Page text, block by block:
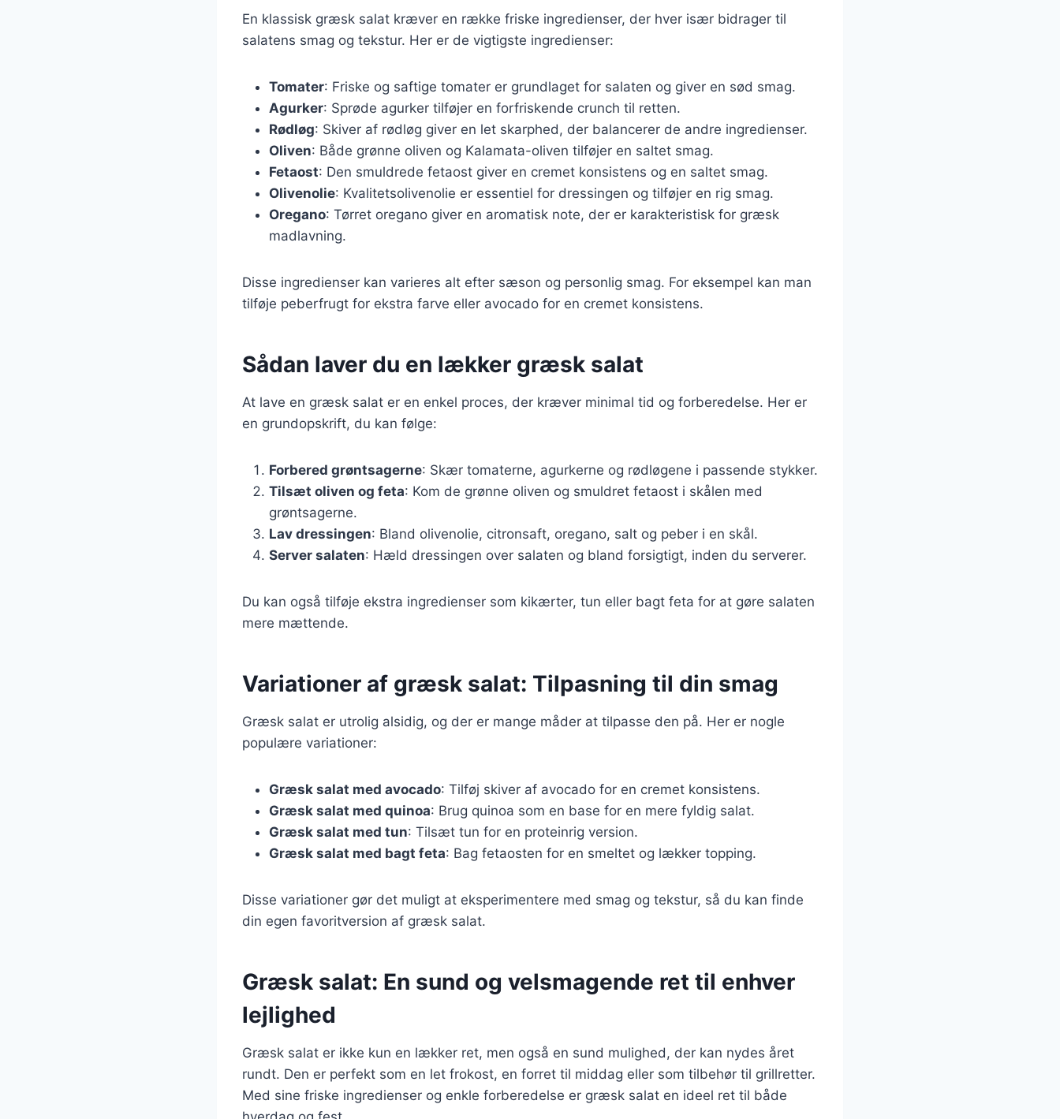
En klassisk græsk salat kræver en række friske ingredienser, der hver især bidrager til
salatens smag og tekstur. Her er de vigtigste ingredienser:
Tomater: Friske og saftige tomater er grundlaget for salaten og giver en sød smag.
Agurker: Sprøde agurker tilføjer en forfriskende crunch til retten.
Rødløg: Skiver af rødløg giver en let skarphed, der balancerer de andre ingredienser.
Oliven: Både grønne oliven og Kalamata-oliven tilføjer en saltet smag.
Fetaost: Den smuldrede fetaost giver en cremet konsistens og en saltet smag.
Olivenolie: Kvalitetsolivenolie er essentiel for dressingen og tilføjer en rig smag.
Oregano: Tørret oregano giver en aromatisk note, der er karakteristisk for græsk
madlavning.
Disse ingredienser kan varieres alt efter sæson og personlig smag. For eksempel kan man
tilføje peberfrugt for ekstra farve eller avocado for en cremet konsistens.
Sådan laver du en lækker græsk salat
At lave en græsk salat er en enkel proces, der kræver minimal tid og forberedelse. Her er
en grundopskrift, du kan følge:
Forbered grøntsagerne: Skær tomaterne, agurkerne og rødløgene i passende stykker.
Tilsæt oliven og feta: Kom de grønne oliven og smuldret fetaost i skålen med
grøntsagerne.
Lav dressingen: Bland olivenolie, citronsaft, oregano, salt og peber i en skål.
Server salaten: Hæld dressingen over salaten og bland forsigtigt, inden du serverer.
Du kan også tilføje ekstra ingredienser som kikærter, tun eller bagt feta for at gøre salaten
mere mættende.
Variationer af græsk salat: Tilpasning til din smag
Græsk salat er utrolig alsidig, og der er mange måder at tilpasse den på. Her er nogle
populære variationer:
Græsk salat med avocado: Tilføj skiver af avocado for en cremet konsistens.
Græsk salat med quinoa: Brug quinoa som en base for en mere fyldig salat.
Græsk salat med tun: Tilsæt tun for en proteinrig version.
Græsk salat med bagt feta: Bag fetaosten for en smeltet og lækker topping.
Disse variationer gør det muligt at eksperimentere med smag og tekstur, så du kan finde
din egen favoritversion af græsk salat.
Græsk salat: En sund og velsmagende ret til enhver
lejlighed
Græsk salat er ikke kun en lækker ret, men også en sund mulighed, der kan nydes året
rundt. Den er perfekt som en let frokost, en forret til middag eller som tilbehør til grillretter.
Med sine friske ingredienser og enkle forberedelse er græsk salat en ideel ret til både